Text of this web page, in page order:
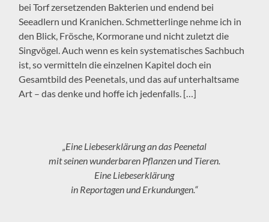
bei Torf zersetzenden Bakterien und endend bei
Seeadlern und Kranichen. Schmetterlinge nehme ich in
den Blick, Frösche, Kormorane und nicht zuletzt die
Singvögel. Auch wenn es kein systematisches Sachbuch
ist, so vermitteln die einzelnen Kapitel doch ein
Gesamtbild des Peenetals, und das auf unterhaltsame
Art – das denke und hoffe ich jedenfalls. […]
„Eine Liebeserklärung an das Peenetal
mit seinen wunderbaren Pflanzen und Tieren.
Eine Liebeserklärung
in Reportagen und Erkundungen.“